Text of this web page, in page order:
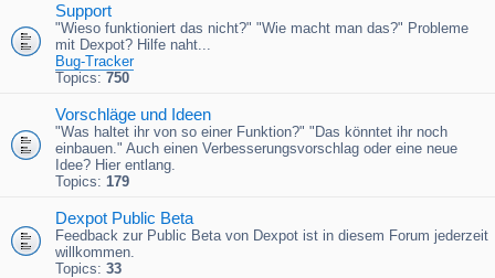
Support
"Wieso funktioniert das nicht?" "Wie macht man das?" Probleme
mit Dexpot? Hilfe naht...
Bug-Tracker
Topics: 750
Vorschläge und Ideen
"Was haltet ihr von so einer Funktion?" "Das könntet ihr noch
einbauen." Auch einen Verbesserungsvorschlag oder eine neue
Idee? Hier entlang.
Topics: 179
Dexpot Public Beta
Feedback zur Public Beta von Dexpot ist in diesem Forum jederzeit
willkommen.
Topics: 33